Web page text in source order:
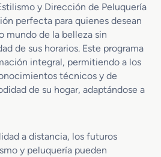
y Dirección de Peluquería
perfecta para quienes desean
mundo de la belleza sin
de sus horarios. Este programa
integral, permitiendo a los
técnicos y de
de su hogar, adaptándose a
a distancia, los futuros
y peluquería pueden